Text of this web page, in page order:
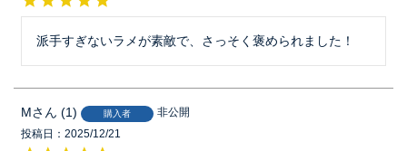
派手すぎないラメが素敵で、さっそく褒められました！
M 1 購入者
非公開
投稿日
2025/12/21